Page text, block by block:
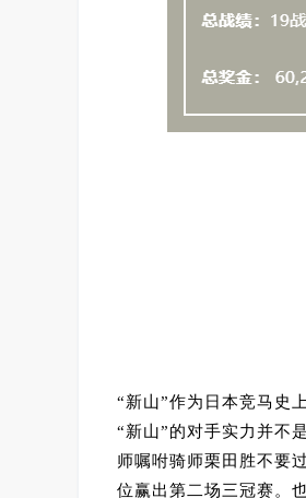
“新山”作为日本竞马史
“新山”的对手实力并不
师嘱咐骑师栗田胜不要
位赢出第二场三冠赛。